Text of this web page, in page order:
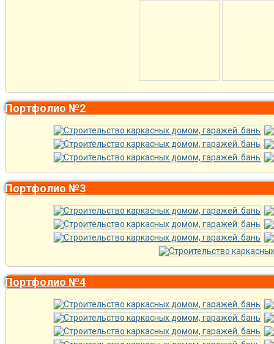
Портфолио №2
Портфолио №3
Портфолио №4